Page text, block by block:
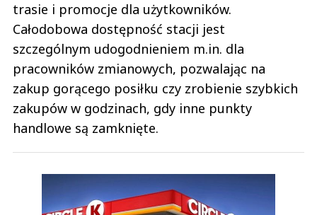
trasie i promocje dla użytkowników.
Całodobowa dostępność stacji jest
szczególnym udogodnieniem m.in. dla
pracowników zmianowych, pozwalając na
zakup gorącego posiłku czy zrobienie szybkich
zakupów w godzinach, gdy inne punkty
handlowe są zamknięte.